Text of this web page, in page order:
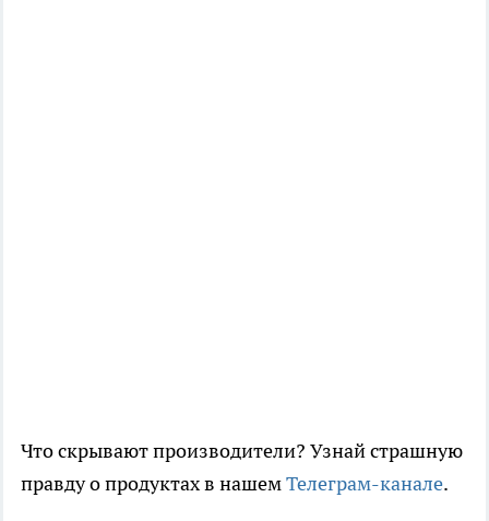
Что скрывают производители? Узнай страшную
правду о продуктах в нашемТелеграм-канале.